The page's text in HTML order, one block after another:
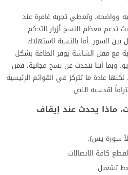
وواضحة، وتعطي تجربة غامرة عند
تدعم معظم النسخ أزرار التحكم
السور. أما بالنسبة لاستهلاك
مع قفل الشاشة يوفر الطاقة بشكل
وبما أننا نتحدث عن نسخ مجانية، فمن
عادة ما تتركز في القوائم الرئيسية
لقدسية النص.
ماذا يحدث عند إيقاف
سورة يس).
كافة الاتصالات.
تشغيل.